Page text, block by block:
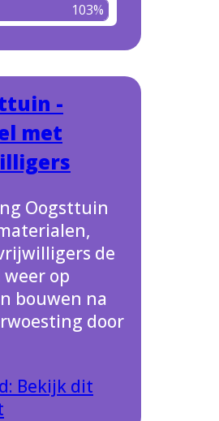
103%
-
met
Oogsttuin
de
weer op
bouwen na
door
Bekijk dit